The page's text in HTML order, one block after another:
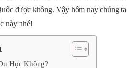
được không. Vậy hôm nay chúng ta
này nhé!
Học Không?